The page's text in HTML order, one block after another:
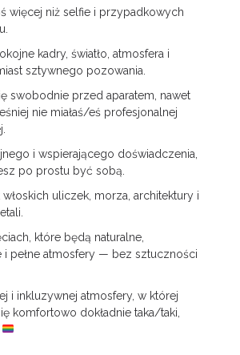
więcej niż selfie i przypadkowych
kadry, światło, atmosfera i
sztywnego pozowania.
swobodnie przed aparatem, nawet
nie miałaś/eś profesjonalnej
i wspierającego doświadczenia,
po prostu być sobą.
uliczek, morza, architektury i
które będą naturalne,
i pełne atmosfery — bez sztuczności
i inkluzywnej atmosfery, w której
komfortowo dokładnie taka/taki,